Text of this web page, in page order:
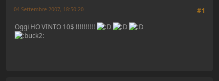
#1
04 Settembre 2007, 18:50:20
Oggi HO VINTO 10$ !!!!!!!!!!